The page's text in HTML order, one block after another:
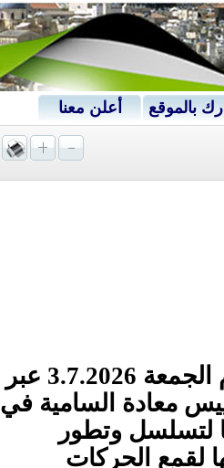
بالموقع أعلن معنا
اقام المنتدى الثقافي الأوروبي الفلسطيني مساء يوم الجمعة 3.7.2026 عبر
معادة السامية في
لتسلسل وتطور
لقمع الحركات